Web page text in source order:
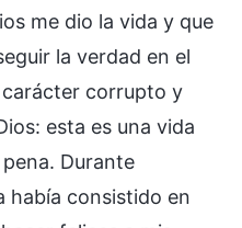
me dio la vida y que
la verdad en el
carácter corrupto y
esta es una vida
Durante
había consistido en